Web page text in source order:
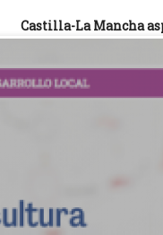
Castilla-La Mancha